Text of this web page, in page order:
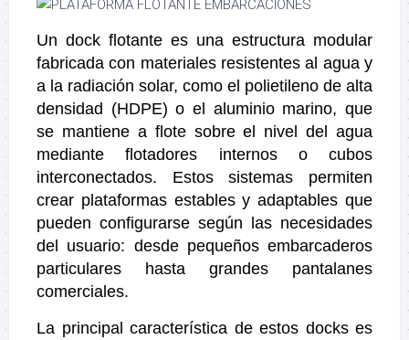
Un dock flotante es una estructura modular
fabricada con materiales resistentes al agua y
a la radiación solar, como el polietileno de alta
densidad (HDPE) o el aluminio marino, que
se mantiene a flote sobre el nivel del agua
mediante flotadores internos o cubos
interconectados. Estos sistemas permiten
crear plataformas estables y adaptables que
pueden configurarse según las necesidades
del usuario: desde pequeños embarcaderos
particulares hasta grandes pantalanes
comerciales.
La principal característica de estos docks es